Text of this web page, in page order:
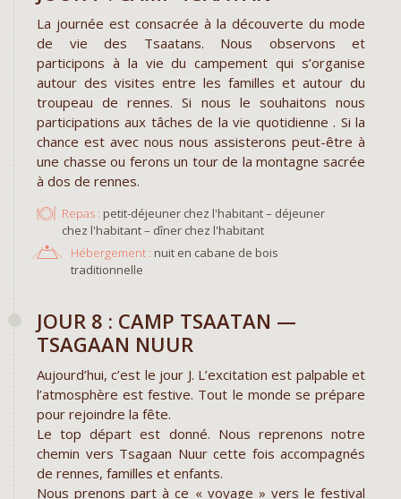
La journée est consacrée à la découverte du mode
de vie des Tsaatans. Nous observons et
participons à la vie du campement qui s’organise
autour des visites entre les familles et autour du
troupeau de rennes. Si nous le souhaitons nous
participations aux tâches de la vie quotidienne . Si la
chance est avec nous nous assisterons peut-être à
une chasse ou ferons un tour de la montagne sacrée
à dos de rennes.
Repas : petit-déjeuner chez l'habitant – déjeuner
chez l'habitant – dîner chez l'habitant
Hébergement : nuit en cabane de bois
traditionnelle
JOUR 8 : CAMP TSAATAN —
TSAGAAN NUUR
Aujourd’hui, c’est le jour J. L’excitation est palpable et
l’atmosphère est festive. Tout le monde se prépare
pour rejoindre la fête.
Le top départ est donné. Nous reprenons notre
chemin vers Tsagaan Nuur cette fois accompagnés
de rennes, familles et enfants.
Nous prenons part à ce « voyage » vers le festival